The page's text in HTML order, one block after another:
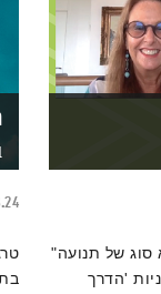
סוג של תנועה"
'הדרך